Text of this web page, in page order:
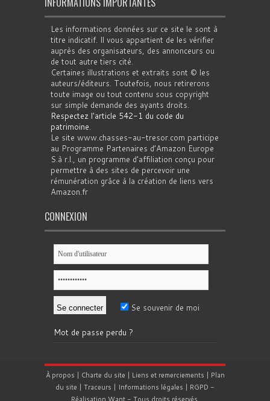
Les informations données sur ce site le sont à
titre indicatif. Il vous appartient de les vérifier
auprès des organisateurs, des annonceurs ou
de tout autre tiers cité.
Certaines illustrations et extraits sont © les
auteurs/éditeurs. Toutefois, nous retirerons
toute image ou tout contenu sous copyright
sur simple demande des ayants droits.
Respectez l'article 542-1 du code du
patrimoine.
Le site www.chasses-au-tresor.com participe
au Programme Partenaires d’Amazon Europe
S.à r.l., un programme d’affiliation conçu pour
permettre à des sites de percevoir une
rémunération grâce à la création de liens vers
Amazon.fr
CONNEXION
Se souvenir de moi
Mot de passe perdu ?
À propos | Charte du site | Liens et remerciements | Plan
du site | Traceurs | Informations légales | RGPD -